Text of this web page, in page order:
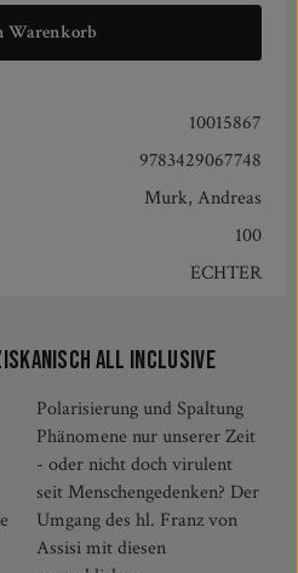
Warenkorb
10015867
9783429067748
Murk, Andreas
100
ECHTER
all inclusive